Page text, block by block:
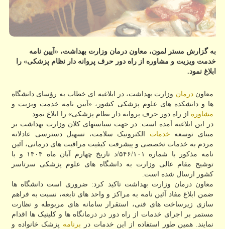
به گزارش مستر لمون، معاون درمان وزارت بهداشت، «آیین نامه
خدمت ویزیت و مشاوره از راه دور حرف پروانه دار نظام پزشکی» را
ابلاغ نمود.
معاوندرمان وزارت بهداشت، در ابلاغیه ای خطاب به رؤسای دانشگاه
ها و دانشکده های علوم پزشکی کشور، «آیین نامه خدمت ویزیت و
مشاوره از راه دور حرف پروانه دار نظام پزشکی» را ابلاغ نمود.
در این ابلاغیه آمده است: در جهت سیاستهای کلان وزارت بهداشت بر
مبنای توسعه خدمات الکترونیک سلامت، تسهیل دسترسی عادلانه
مردم به خدمات تخصصی و پیشرفت کیفیت مراقبت های درمانی، آئین
نامه مذکور با شماره ۵۴۶/۱۰۱/د تاریخ چهارم آبان ماه ۱۴۰۴ و با
توشیح مقام عالی وزارت به دانشگاه های علوم پزشکی سرتاسر
کشور ارسال شده است.
معاون درمان وزارت بهداشت تاکید کرد: ضروری است دانشگاه ها
ضمن ابلاغ مفاد آئین نامه به مراکز و واحد های تابعه، نسبت به فراهم
سازی زیرساخت های فنی، استقرار سامانه های مربوطه و نظارت
مستمر بر اجرای خدمات از راه دور در درمانگاه ها و کلینیک ها اقدام
نمایند. همین طور استفاده از این خدمات در برنامه پزشک خانواده و